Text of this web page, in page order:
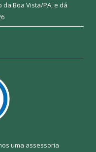
Boa Vista/PA, e dá
uma assessoria